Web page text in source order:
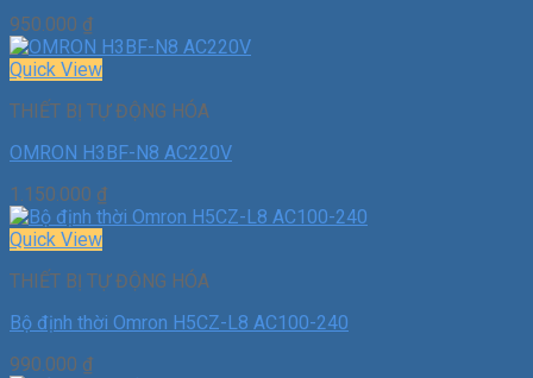
950.000 ₫
Quick View
THIẾT BỊ TỰ ĐỘNG HÓA
OMRON H3BF-N8 AC220V
1.150.000 ₫
Quick View
THIẾT BỊ TỰ ĐỘNG HÓA
Bộ định thời Omron H5CZ-L8 AC100-240
990.000 ₫